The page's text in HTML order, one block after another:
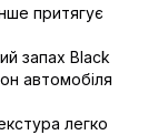
притягує
запах Black
автомобіля
легко